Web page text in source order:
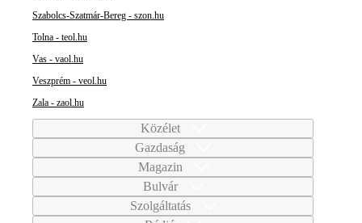
Szabolcs-Szatmár-Bereg - szon.hu
Tolna - teol.hu
Vas - vaol.hu
Veszprém - veol.hu
Zala - zaol.hu
Közélet
Gazdaság
Magazin
Bulvár
Szolgáltatás